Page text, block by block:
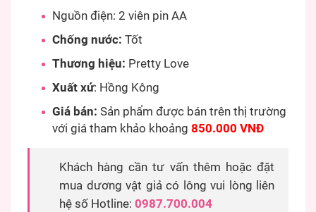
Nguồn điện: 2 viên pin AA
Chống nước: Tốt
Thương hiệu: Pretty Love
Xuất xứ: Hồng Kông
Giá bán: Sản phẩm được bán trên thị trường
với giá tham khảo khoảng 850.000 VNĐ
Khách hàng cần tư vấn thêm hoặc đặt
mua dương vật giả có lông vui lòng liên
hệ số Hotline: 0987.700.004